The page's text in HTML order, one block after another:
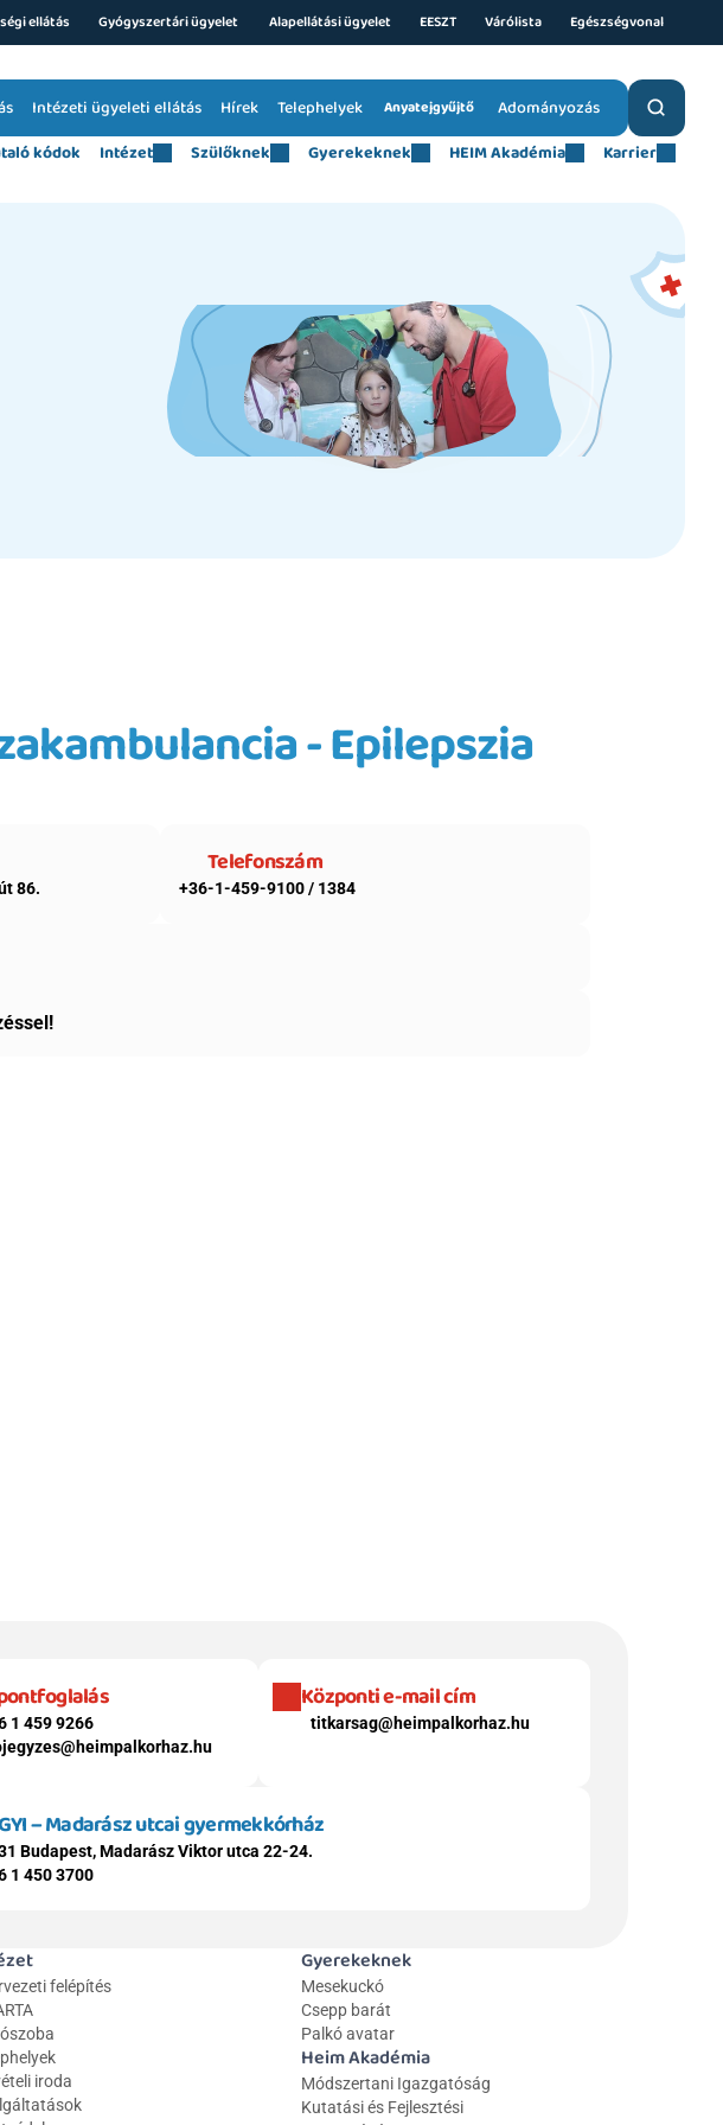
ellátás Gyógyszertári ügyelet Alapellátási ügyelet EESZT Várólista Egészségvonal
Intézeti ügyeleti ellátás Telephelyek Anyatejgyűjtő Adományozás
Hírek
kódok Intézet Szülőknek Gyerekeknek HEIM Akadémia Karrier
- Epilepszia
86.
Telefonszám
+36-1-459-9100 / 1384
1 459 9266
Központi e-mail cím
titkarsag@heimpalkorhaz.hu
– Madarász utcai gyermekkórház
Budapest, Madarász Viktor utca 22-24.
1 450 3700
felépítés
iroda
Gyerekeknek
Mesekuckó
Csepp barát
Palkó avatar
Heim Akadémia
Módszertani Igazgatóság
Kutatási és Fejlesztési